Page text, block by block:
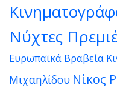
Νύχτες
Ευρωπαϊκά Βραβεία
Μιχαηλίδου Νίκος